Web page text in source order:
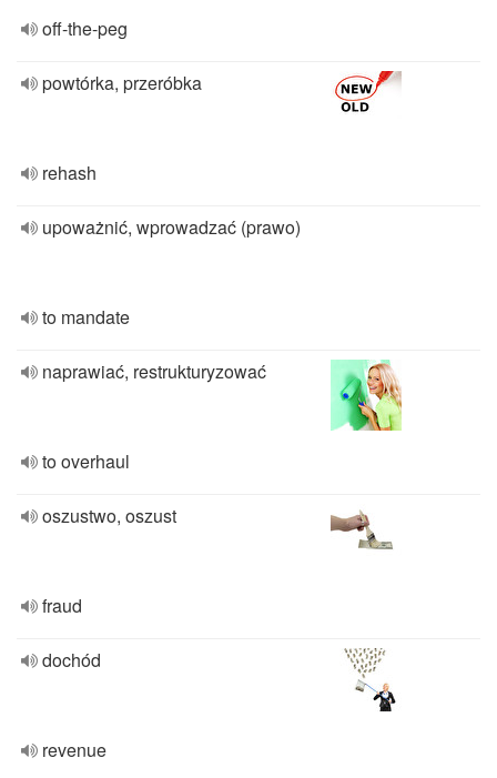
off-the-peg
powtórka, przeróbka
rehash
upoważnić, wprowadzać (prawo)
to mandate
naprawiać, restrukturyzować
to overhaul
oszustwo, oszust
fraud
dochód
revenue